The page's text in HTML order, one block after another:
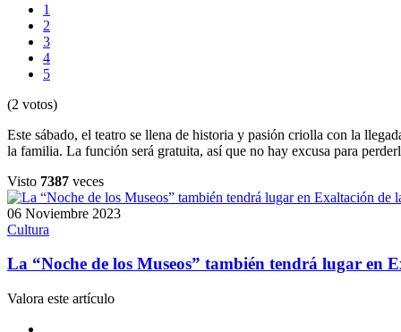
1
2
3
4
5
(2 votos)
Este sábado, el teatro se llena de historia y pasión criolla con la
la familia. La función será gratuita, así que no hay excusa para
Visto 7387 veces
06 Noviembre 2023
Cultura
La “Noche de los Museos” también tendrá lugar en
Valora este artículo